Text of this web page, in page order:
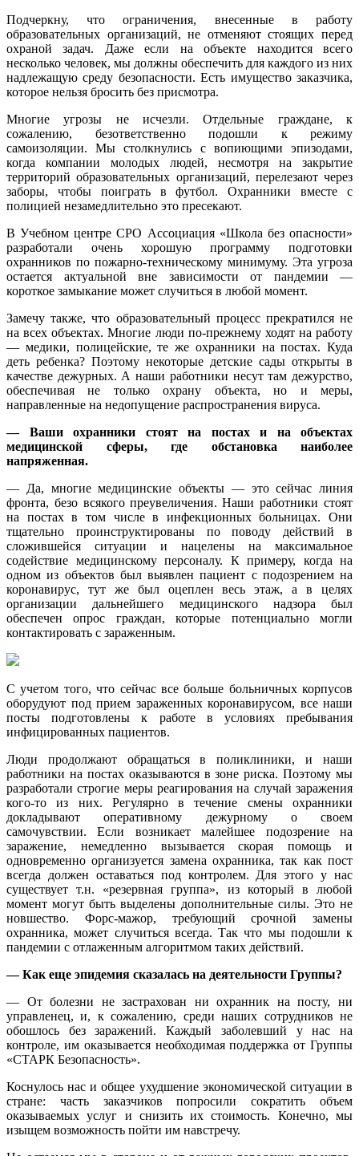
Подчеркну, что ограничения, внесенные в работу
образовательных организаций, не отменяют стоящих перед
охраной задач. Даже если на объекте находится всего
несколько человек, мы должны обеспечить для каждого из них
надлежащую среду безопасности. Есть имущество заказчика,
которое нельзя бросить без присмотра.
Многие угрозы не исчезли. Отдельные граждане, к
сожалению, безответственно подошли к режиму
самоизоляции. Мы столкнулись с вопиющими эпизодами,
когда компании молодых людей, несмотря на закрытие
территорий образовательных организаций, перелезают через
заборы, чтобы поиграть в футбол. Охранники вместе с
полицией незамедлительно это пресекают.
В Учебном центре СРО Ассоциация «Школа без опасности»
разработали очень хорошую программу подготовки
охранников по пожарно-техническому минимуму. Эта угроза
остается актуальной вне зависимости от пандемии —
короткое замыкание может случиться в любой момент.
Замечу также, что образовательный процесс прекратился не
на всех объектах. Многие люди по-прежнему ходят на работу
— медики, полицейские, те же охранники на постах. Куда
деть ребенка? Поэтому некоторые детские сады открыты в
качестве дежурных. А наши работники несут там дежурство,
обеспечивая не только охрану объекта, но и меры,
направленные на недопущение распространения вируса.
— Ваши охранники стоят на постах и на объектах
медицинской сферы, где обстановка наиболее
напряженная.
— Да, многие медицинские объекты — это сейчас линия
фронта, безо всякого преувеличения. Наши работники стоят
на постах в том числе в инфекционных больницах. Они
тщательно проинструктированы по поводу действий в
сложившейся ситуации и нацелены на максимальное
содействие медицинскому персоналу. К примеру, когда на
одном из объектов был выявлен пациент с подозрением на
коронавирус, тут же был оцеплен весь этаж, а в целях
организации дальнейшего медицинского надзора был
обеспечен опрос граждан, которые потенциально могли
контактировать с зараженным.
С учетом того, что сейчас все больше больничных корпусов
оборудуют под прием зараженных коронавирусом, все наши
посты подготовлены к работе в условиях пребывания
инфицированных пациентов.
Люди продолжают обращаться в поликлиники, и наши
работники на постах оказываются в зоне риска. Поэтому мы
разработали строгие меры реагирования на случай заражения
кого-то из них. Регулярно в течение смены охранники
докладывают оперативному дежурному о своем
самочувствии. Если возникает малейшее подозрение на
заражение, немедленно вызывается скорая помощь и
одновременно организуется замена охранника, так как пост
всегда должен оставаться под контролем. Для этого у нас
существует т.н. «резервная группа», из который в любой
момент могут быть выделены дополнительные силы. Это не
новшество. Форс-мажор, требующий срочной замены
охранника, может случиться всегда. Так что мы подошли к
пандемии с отлаженным алгоритмом таких действий.
— Как еще эпидемия сказалась на деятельности Группы?
— От болезни не застрахован ни охранник на посту, ни
управленец, и, к сожалению, среди наших сотрудников не
обошлось без заражений. Каждый заболевший у нас на
контроле, им оказывается необходимая поддержка от Группы
«СТАРК Безопасность».
Коснулось нас и общее ухудшение экономической ситуации в
стране: часть заказчиков попросили сократить объем
оказываемых услуг и снизить их стоимость. Конечно, мы
изыщем возможность пойти им навстречу.